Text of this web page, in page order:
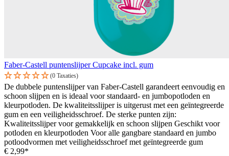
Faber-Castell puntenslijper Cupcake incl. gum
(0 Taxaties)
De dubbele puntenslijper van Faber-Castell garandeert eenvoudig en
schoon slijpen en is ideaal voor standaard- en jumbopotloden en
kleurpotloden. De kwaliteitsslijper is uitgerust met een geïntegreerde
gum en een veiligheidsschroef. De sterke punten zijn:
Kwaliteitsslijper voor gemakkelijk en schoon slijpen Geschikt voor
potloden en kleurpotloden Voor alle gangbare standaard en jumbo
potloodvormen met veiligheidsschroef met geïntegreerde gum
€ 2,99*